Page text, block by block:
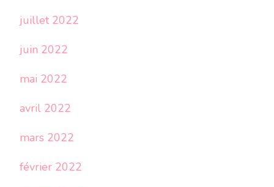
juillet 2022
juin 2022
mai 2022
avril 2022
mars 2022
février 2022